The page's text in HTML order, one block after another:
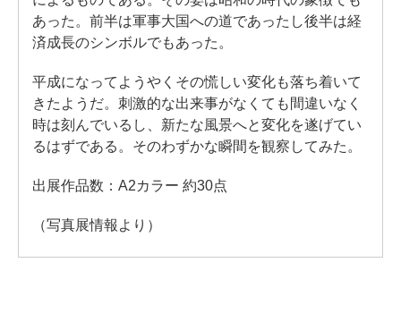
あった。前半は軍事大国への道であったし後半は経
済成長のシンボルでもあった。
平成になってようやくその慌しい変化も落ち着いて
きたようだ。刺激的な出来事がなくても間違いなく
時は刻んでいるし、新たな風景へと変化を遂げてい
るはずである。そのわずかな瞬間を観察してみた。
出展作品数：A2カラー 約30点
（写真展情報より）